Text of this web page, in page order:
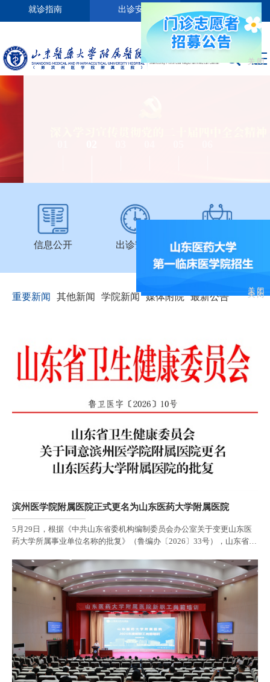
就诊指南 出诊安排 媒体附院
信息公开 出诊安排 就医指南
重要新闻 其他新闻 学院新闻 媒体附院 最新公告
滨州医学院附属医院正式更名为山东医药大学附属医院
5月29日，根据《中共山东省委机构编制委员会办公室关于变更山东医
药大学所属事业单位名称的批复》（鲁编办〔2026〕33号），山东省卫
院更名山东医药大学附属医院的批复》（鲁卫医字〔2026〕10号），滨
州医学院附属医院正式更名为山东医药大学附属医院。